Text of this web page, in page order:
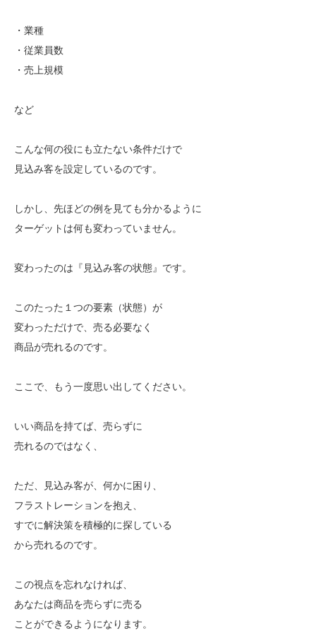
・業種
・従業員数
・売上規模
など
こんな何の役にも立たない条件だけで
見込み客を設定しているのです。
しかし、先ほどの例を見ても分かるように
ターゲットは何も変わっていません。
変わったのは『見込み客の状態』です。
このたった１つの要素（状態）が
変わっただけで、売る必要なく
商品が売れるのです。
ここで、もう一度思い出してください。
いい商品を持てば、売らずに
売れるのではなく、
ただ、見込み客が、何かに困り、
フラストレーションを抱え、
すでに解決策を積極的に探している
から売れるのです。
この視点を忘れなければ、
あなたは商品を売らずに売る
ことができるようになります。